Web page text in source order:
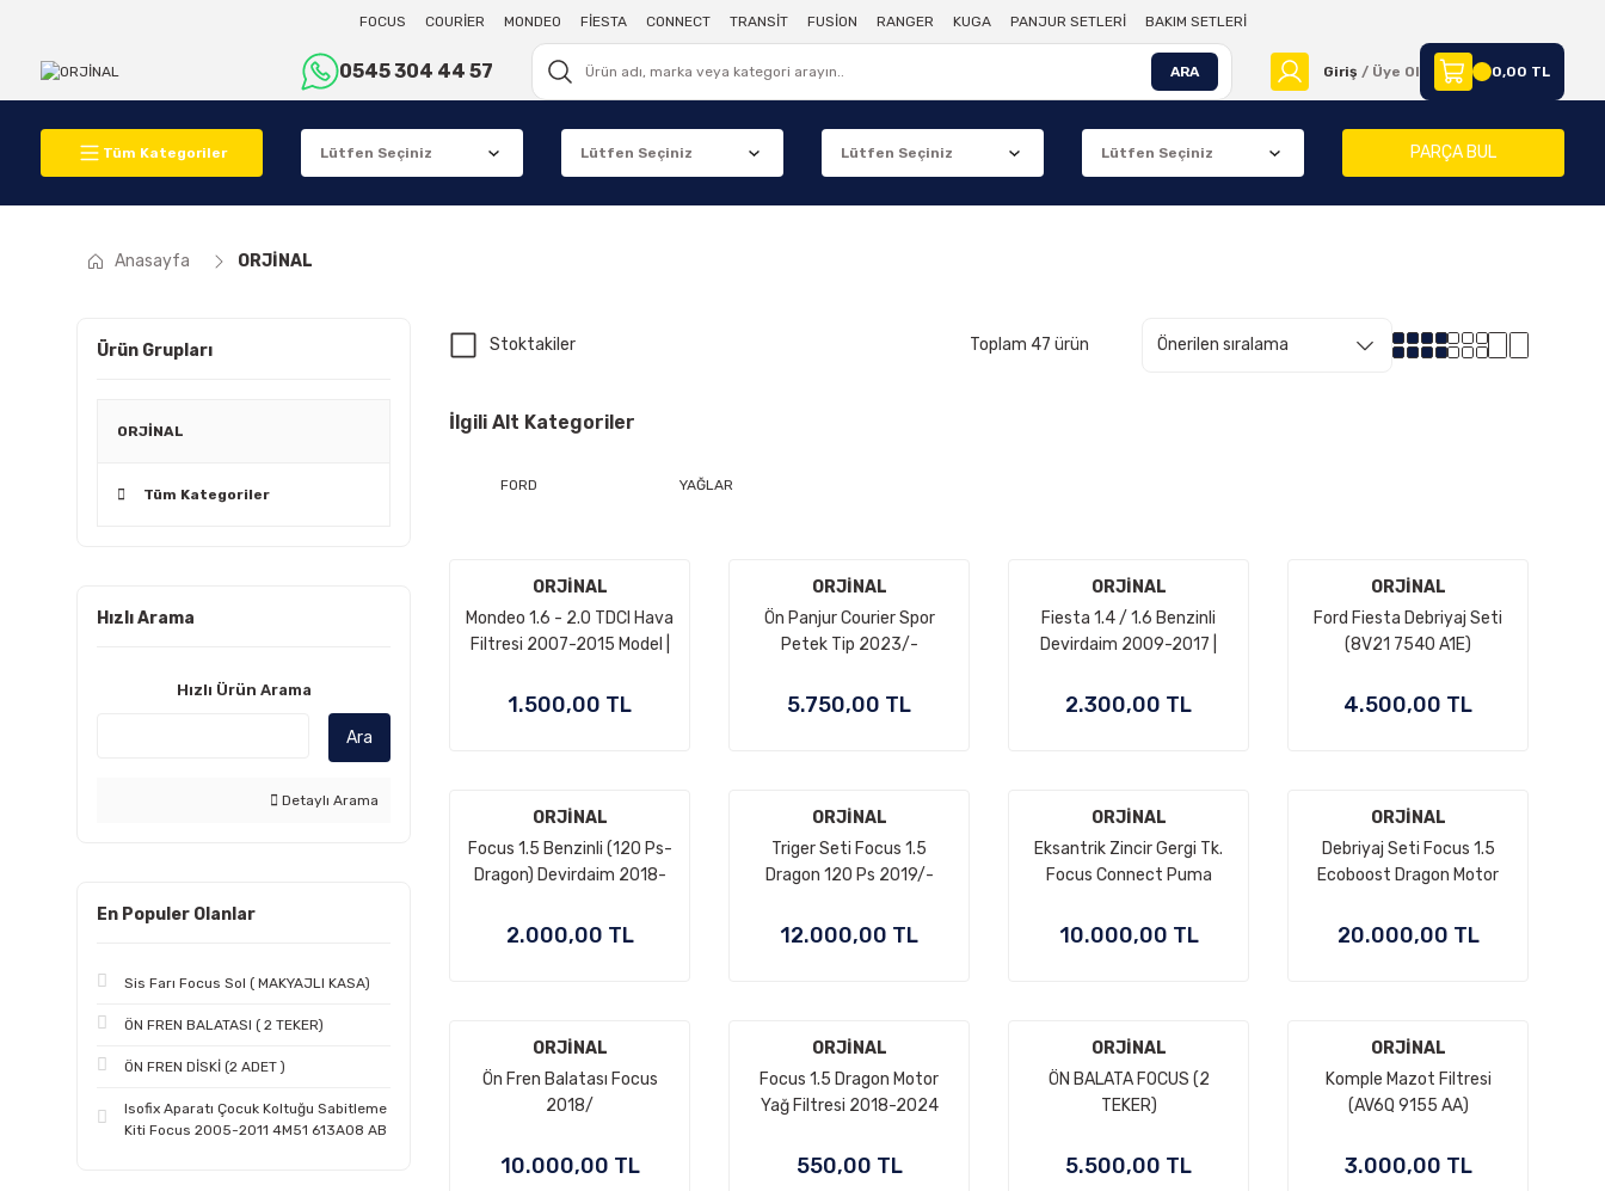
FOCUS COURİER MONDEO FİESTA CONNECT TRANSİT FUSİON RANGER KUGA PANJUR SETLERİ BAKIM SETLERİ
0545 304 44 57 ARA Giriş / Üye Ol 0,00 TL
Tüm Kategoriler PARÇA BUL
Anasayfa ORJİNAL
Ürün Grupları
ORJİNAL
Tüm Kategoriler
Hızlı Arama
Hızlı Ürün Arama
Ara
Detaylı Arama
En Populer Olanlar
Sis Farı Focus Sol ( MAKYAJLI KASA)
ÖN FREN BALATASI ( 2 TEKER)
ÖN FREN DİSKİ (2 ADET )
Isofix Aparatı Çocuk Koltuğu Sabitleme
Kiti Focus 2005-2011 4M51 613A08 AB
Stoktakiler Toplam 47 ürün
İlgili Alt Kategoriler
FORD YAĞLAR
ORJİNAL
Mondeo 1.6 - 2.0 TDCI Hava
Filtresi 2007-2015 Model |
1.500,00 TL
ORJİNAL
Ön Panjur Courier Spor
Petek Tip 2023/-
5.750,00 TL
ORJİNAL
Fiesta 1.4 / 1.6 Benzinli
Devirdaim 2009-2017 |
2.300,00 TL
ORJİNAL
Ford Fiesta Debriyaj Seti
(8V21 7540 A1E)
4.500,00 TL
ORJİNAL
Focus 1.5 Benzinli (120 Ps-
Dragon) Devirdaim 2018-
2.000,00 TL
ORJİNAL
Triger Seti Focus 1.5
Dragon 120 Ps 2019/-
12.000,00 TL
ORJİNAL
Eksantrik Zincir Gergi Tk.
Focus Connect Puma
10.000,00 TL
ORJİNAL
Debriyaj Seti Focus 1.5
Ecoboost Dragon Motor
20.000,00 TL
ORJİNAL
Ön Fren Balatası Focus
2018/
10.000,00 TL
ORJİNAL
Focus 1.5 Dragon Motor
Yağ Filtresi 2018-2024
550,00 TL
ORJİNAL
ÖN BALATA FOCUS (2
TEKER)
5.500,00 TL
ORJİNAL
Komple Mazot Filtresi
(AV6Q 9155 AA)
3.000,00 TL